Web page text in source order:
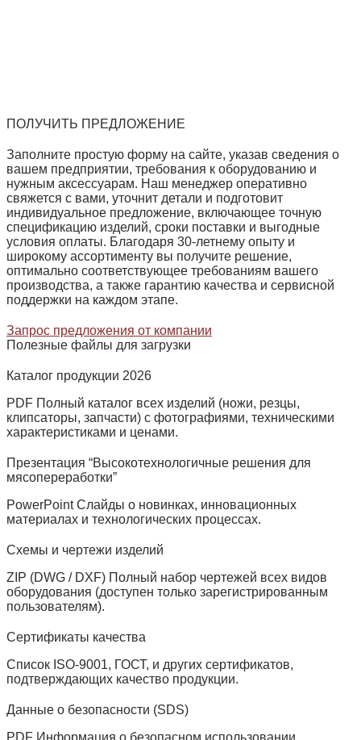
ПОЛУЧИТЬ ПРЕДЛОЖЕНИЕ
Заполните простую форму на сайте, указав сведения о
вашем предприятии, требования к оборудованию и
нужным аксессуарам. Наш менеджер оперативно
свяжется с вами, уточнит детали и подготовит
индивидуальное предложение, включающее точную
спецификацию изделий, сроки поставки и выгодные
условия оплаты. Благодаря 30‑летнему опыту и
широкому ассортименту вы получите решение,
оптимально соответствующее требованиям вашего
производства, а также гарантию качества и сервисной
поддержки на каждом этапе.
Запрос предложения от компании
Полезные файлы для загрузки
Каталог продукции 2026
PDF Полный каталог всех изделий (ножи, резцы,
клипсаторы, запчасти) с фотографиями, техническими
характеристиками и ценами.
Презентация “Высокотехнологичные решения для
мясопереработки”
PowerPoint Слайды о новинках, инновационных
материалах и технологических процессах.
Схемы и чертежи изделий
ZIP (DWG / DXF) Полный набор чертежей всех видов
оборудования (доступен только зарегистрированным
пользователям).
Сертификаты качества
Список ISO‑9001, ГОСТ, и других сертификатов,
подтверждающих качество продукции.
Данные о безопасности (SDS)
PDF Информация о безопасном использовании